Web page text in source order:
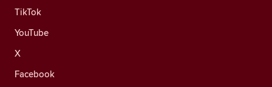
TikTok
YouTube
X
Facebook